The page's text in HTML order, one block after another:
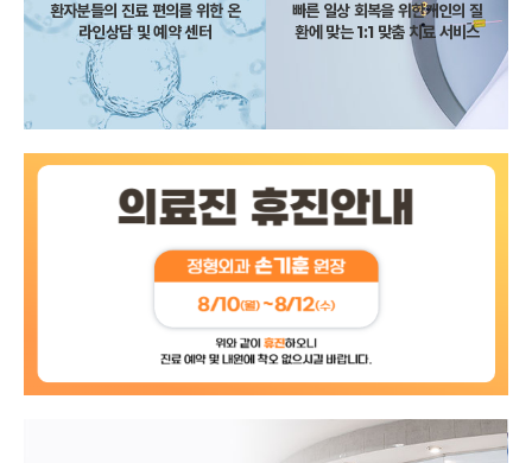
환자분들의 진료 편의를 위한 온
라인상담 및 예약 센터
빠른 일상 회복을 위한개인의 질
환에 맞는 1:1 맞춤 치료 서비스